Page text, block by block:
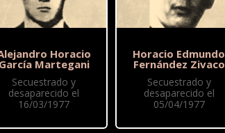
Horacio
García Martegani
Secuestrado y
desaparecido el
16/03/1977
Horacio Edmundo
Fernández Zivaco
Secuestrado y
desaparecido el
05/04/1977